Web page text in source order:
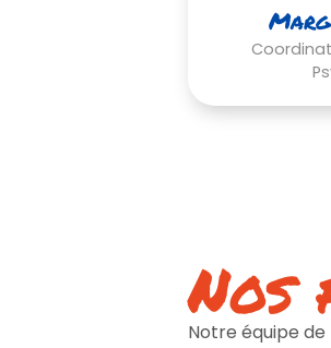
Nos
Notre équipe